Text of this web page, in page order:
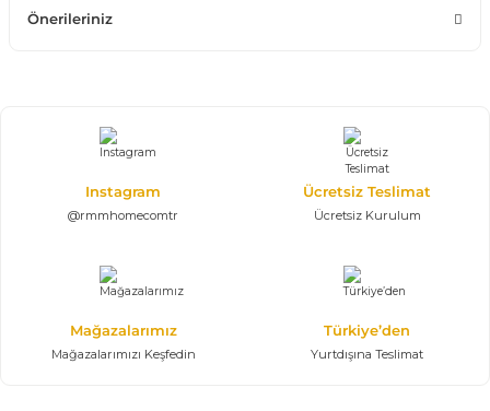
Önerileriniz
Instagram
@rmmhomecomtr
Ücretsiz Teslimat
Ücretsiz Kurulum
Mağazalarımız
Mağazalarımızı Keşfedin
Türkiye’den
Yurtdışına Teslimat